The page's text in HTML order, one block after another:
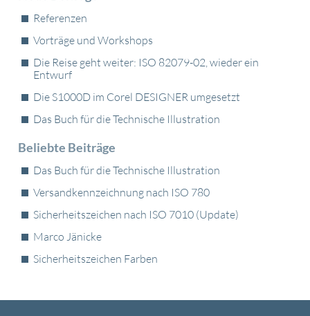
Referenzen
Vorträge und Workshops
Die Reise geht weiter: ISO 82079-02, wieder ein
Entwurf
Die S1000D im Corel DESIGNER umgesetzt
Das Buch für die Technische Illustration
Beliebte Beiträge
Das Buch für die Technische Illustration
Versandkennzeichnung nach ISO 780
Sicherheitszeichen nach ISO 7010 (Update)
Marco Jänicke
Sicherheitszeichen Farben